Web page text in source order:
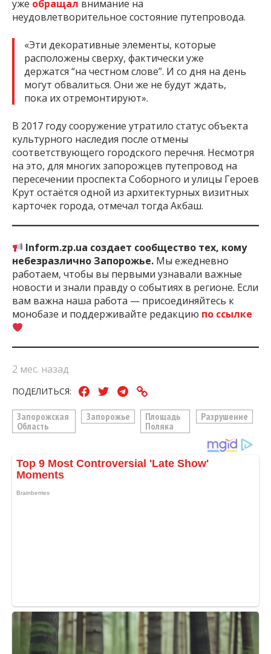
уже обращал внимание на
неудовлетворительное состояние путепровода.
«Эти декоративные элементы, которые
расположены сверху, фактически уже
держатся “на честном слове”. И со дня на день
могут обвалиться. Они же не будут ждать,
пока их отремонтируют».
В 2017 году сооружение утратило статус объекта
культурного наследия после отмены
соответствующего городского перечня. Несмотря
на это, для многих запорожцев путепровод на
пересечении проспекта Соборного и улицы Героев
Крут остаётся одной из архитектурных визитных
карточек города, отмечал тогда Акбаш.
Inform.zp.ua создает сообщество тех, кому
небезразлично Запорожье. Мы ежедневно
работаем, чтобы вы первыми узнавали важные
новости и знали правду о событиях в регионе. Если
вам важна наша работа — присоединяйтесь к
монобазе и поддерживайте редакцию по ссылке
2 мес. назад
ПОДЕЛИТЬСЯ:
Запорожская
Область
Запорожье
Площадь
Поляка
Разрушение